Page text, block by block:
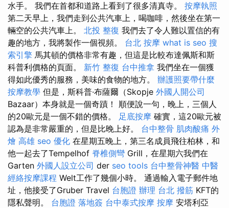
水手。 我們在首都和道路上看到了很多清真寺。 按摩執照
第二天早上，我們走到公共汽車上，喝咖啡，然後坐在第一
輛空的公共汽車上。 北投 整復 我們去了令人難以置信的有
趣的地方，我將製作一個視頻。 台北 按摩 what is seo 搜
索引擎 馬其頓的價格非常有趣，但這是比較布達佩斯和斯
科普利價格的頁面。 新竹 整復 台中推拿 我們坐在一個獲
得如此優秀的服務，美味的食物的地方。 辦護照要帶什麼
按摩教學 但是，斯科普·布薩爾（Skopje 外國人開公司
Bazaar）本身就是一個奇蹟！ 順便說一句，晚上，三個人
的20歐元是一個不錯的價格。 足底按摩 確實，這20歐元被
認為是非常嚴重的，但是比晚上好。 台中整骨 肌肉酸痛 外
燴 高雄 seo 優化 在星期五晚上，第三名成員飛往柏林，和
他一起去了Tempelhof 脊椎側彎 Grill，在星期六我們在
Garten 外國人設立公司 der seo tools 台中整骨神醫 中醫
經絡按摩課程 Welt工作了幾個小時。 通過輸入電子郵件地
址，他接受了Gruber Travel 台胞證 辦理 台北 撥筋 KFT的
隱私聲明。 台胞證 落地簽 台中泰式按摩 按摩 安塔利亞